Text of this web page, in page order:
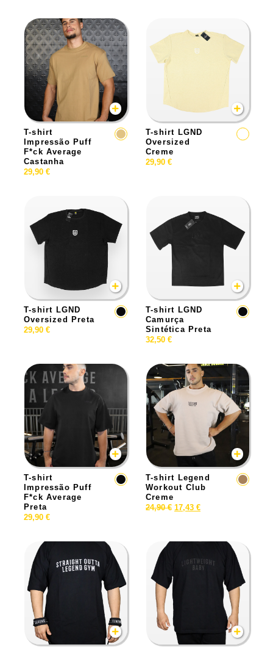
T-shirt
Impressão Puff
F*ck Average
Castanha
29,90 €
T-shirt LGND
Oversized
Creme
29,90 €
T-shirt LGND
Oversized Preta
29,90 €
T-shirt LGND
Camurça
Sintética Preta
32,50 €
T-shirt
Impressão Puff
F*ck Average
Preta
29,90 €
T-shirt Legend
Workout Club
Creme
24,90€ 17,43 €